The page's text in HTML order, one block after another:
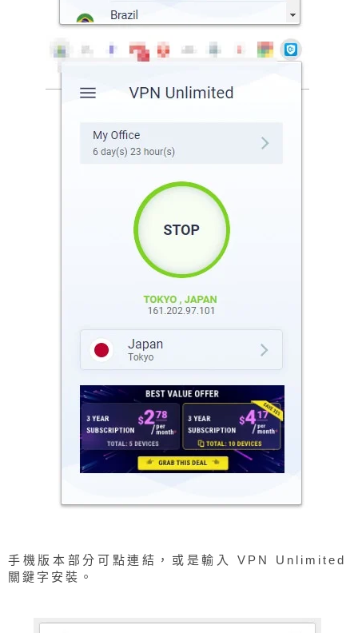
手機版本部分可點連結，或是輸入 VPN Unlimited
關鍵字安裝。